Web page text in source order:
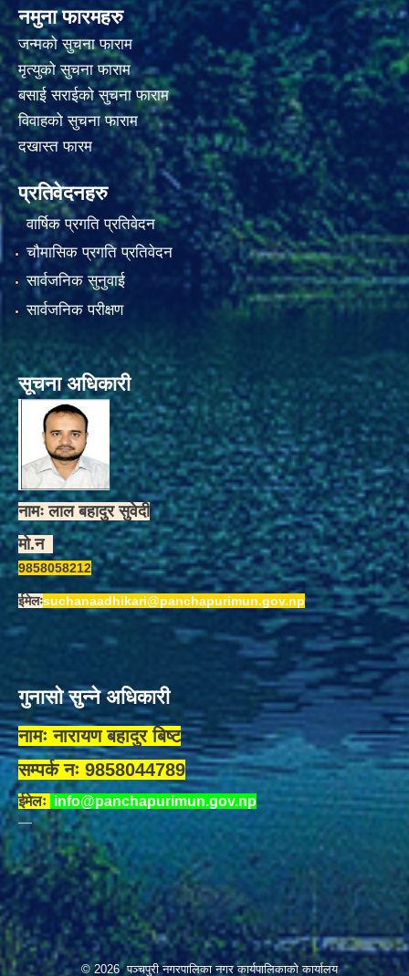
नमुना फारमहरु
जन्मको सुचना फाराम
मृत्युको सुचना फाराम
बसाई सराईको सुचना फाराम
विवाहको सुचना फाराम
दखास्त फारम
प्रतिवेदनहरु
वार्षिक प्रगति प्रतिवेदन
चौमासिक प्रगति प्रतिवेदन
सार्वजनिक सुनुवाई
सार्वजनिक परीक्षण
सूचना अधिकारी
नामः लाल बहादुर सुवेदी
मो.न
9858058212
ईमेलःsuchanaadhikari@panchapurimun.gov.np
गुनासो सुन्ने अधिकारी
नामः नारायण बहादुर बिष्ट
सम्पर्क नः 9858044789
ईमेलः info@panchapurimun.gov.np
© 2026 पञ्चपुरी नगरपालिका नगर कार्यपालिकाको कार्यालय